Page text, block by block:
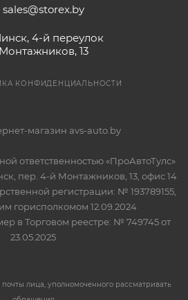
sales@storex.by
4-й переулок
Монтажников, 13
КОНФИДЕНЦИАЛЬНОСТИ
магазин avs-auto.by
ответственностью «ПроАвтоТулс»
пер. 4-й Монтажников, 13, офис 14
регистрации: № 193789155,
горисполкомом 12.09.2024
в Торговом реестре: № 749745 от
23.05.2025
лица, уполномоченного рассматривать